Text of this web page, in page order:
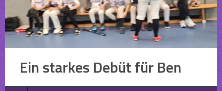
Ein starkes Debüt für Ben